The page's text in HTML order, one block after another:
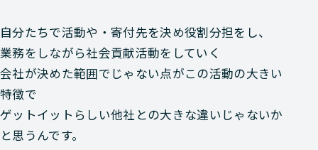
自分たちで活動や・寄付先を決め役割分担をし、
業務をしながら社会貢献活動をしていく
会社が決めた範囲でじゃない点がこの活動の大きい
特徴で
ゲットイットらしい他社との大きな違いじゃないか
と思うんです。